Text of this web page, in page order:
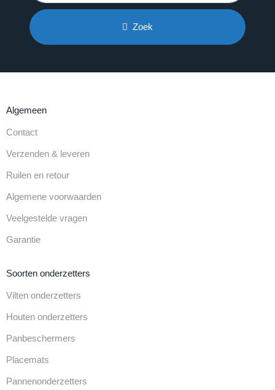
Zoek
Algemeen
Contact
Verzenden & leveren
Ruilen en retour
Algemene voorwaarden
Veelgestelde vragen
Garantie
Soorten onderzetters
Vilten onderzetters
Houten onderzetters
Panbeschermers
Placemats
Pannenonderzetters